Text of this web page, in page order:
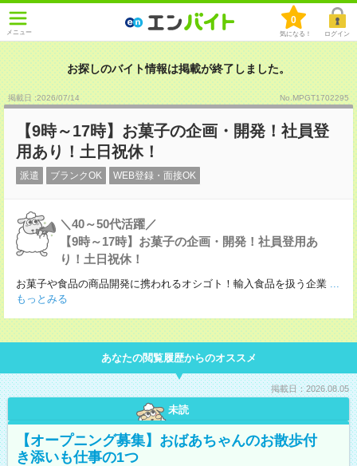
メニュー
0
気になる！ ログイン
お探しのバイト情報は掲載が終了しました。
掲載日 :2026/07/14 No.MPGT1702295
【9時～17時】お菓子の企画・開発！社員登
用あり！土日祝休！
派遣 ブランクOK WEB登録・面接OK
＼40～50代活躍／
【9時～17時】お菓子の企画・開発！社員登用あ
り！土日祝休！
お菓子や食品の商品開発に携われるオシゴト！輸入食品を扱う企業 ...
もっとみる
あなたの閲覧履歴からのオススメ
掲載日：2026.08.05
未読
【オープニング募集】おばあちゃんのお散歩付
き添いも仕事の1つ